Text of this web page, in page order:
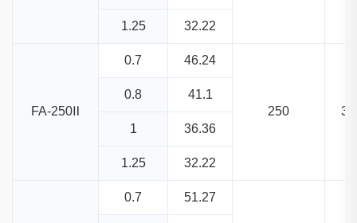
1.25 32.22
FA-250Ⅱ
0.7 46.24
250
0.8 41.1
1 36.36
1.25 32.22
0.7 51.27